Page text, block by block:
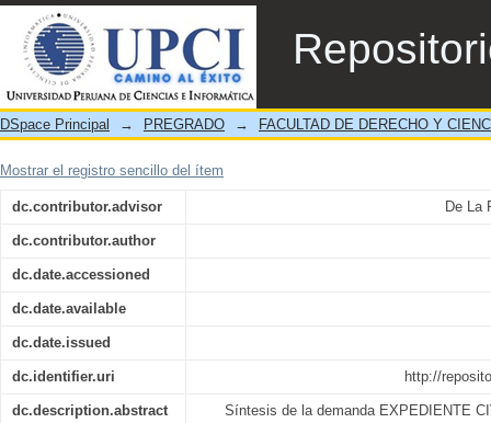
Desalojo por ocupante precario
DSpace Principal → PREGRADO → FACULTAD DE DERECHO Y
Mostrar el registro sencillo del ítem
dc.contributor.advisor De La
dc.contributor.author
dc.date.accessioned
dc.date.available
dc.date.issued
dc.identifier.uri http://
dc.description.abstract
Síntesis de la demanda EXPEDIENTE